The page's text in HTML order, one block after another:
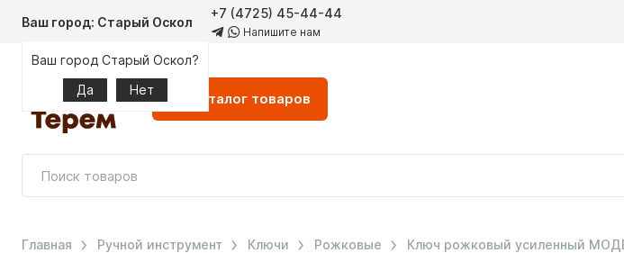
Ваш город: Старый Оскол
Ваш город Старый Оскол?
Да
Нет
+7 (4725) 45-44-44
Напишите нам
Каталог товаров
Главная Ручной инструмент Ключи Рожковые Ключ рожковый усиленный